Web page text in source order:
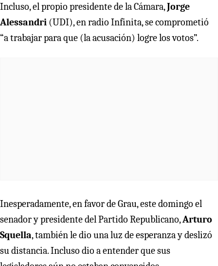
Incluso, el propio presidente de la Cámara,Jorge
Alessandri (UDI), en radio Infinita, se comprometió
“a trabajar para que (la acusación) logre los votos”.
Inesperadamente, en favor de Grau, este domingo el
senador y presidente del Partido Republicano,Arturo
Squella, también le dio una luz de esperanza y deslizó
su distancia. Incluso dio a entender que sus